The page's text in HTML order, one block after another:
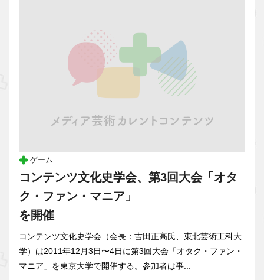
ゲーム
コンテンツ文化史学会、第3回大会「オタ
ク・ファン・マニア」
を開催
コンテンツ文化史学会（会長：吉田正高氏、東北芸術工科大
学）は2011年12月3日〜4日に第3回大会「オタク・ファン・
マニア」を東京大学で開催する。参加者は事...